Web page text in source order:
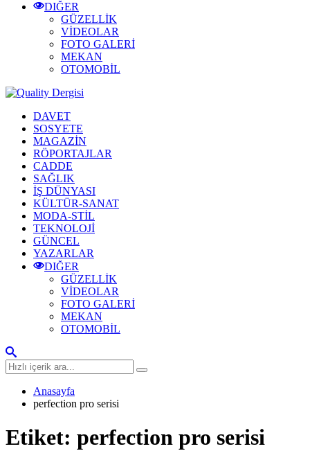
DIĞER
GÜZELLİK
VİDEOLAR
FOTO GALERİ
MEKAN
OTOMOBİL
DAVET
SOSYETE
MAGAZİN
RÖPORTAJLAR
CADDE
SAĞLIK
İŞ DÜNYASI
KÜLTÜR-SANAT
MODA-STİL
TEKNOLOJİ
GÜNCEL
YAZARLAR
DIĞER
GÜZELLİK
VİDEOLAR
FOTO GALERİ
MEKAN
OTOMOBİL
Anasayfa
perfection pro serisi
Etiket: perfection pro serisi